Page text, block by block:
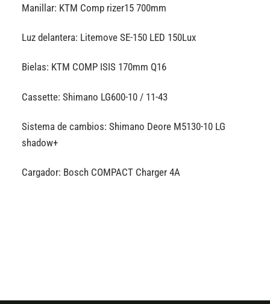
Manillar: KTM Comp rizer15 700mm
Luz delantera: Litemove SE-150 LED 150Lux
Bielas: KTM COMP ISIS 170mm Q16
Cassette: Shimano LG600-10 / 11-43
Sistema de cambios: Shimano Deore M5130-10 LG
shadow+
Cargador: Bosch COMPACT Charger 4A